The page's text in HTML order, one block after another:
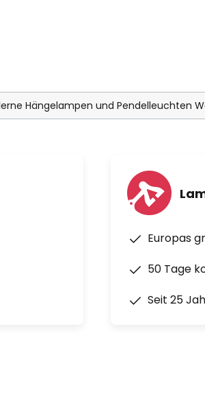
Hängelampen und Pendelleuchten
Europas
50 Tage
Seit 25